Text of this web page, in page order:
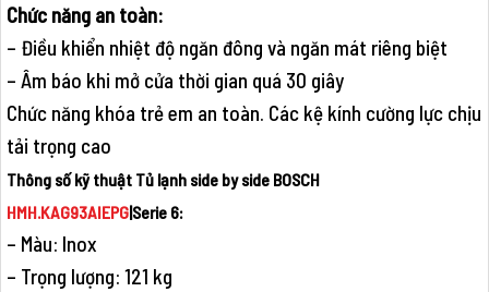
Chức năng an toàn:
– Điều khiển nhiệt độ ngăn đông và ngăn mát riêng biệt
– Âm báo khi mở cửa thời gian quá 30 giây
Chức năng khóa trẻ em an toàn. Các kệ kính cường lực chịu
tải trọng cao
Thông số kỹ thuật Tủ lạnh side by side BOSCH
HMH.KAG93AIEPG|Serie 6:
– Màu: Inox
– Trọng lượng: 121 kg